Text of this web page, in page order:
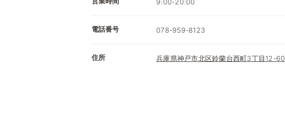
9:00-20:00
電話番号 078-959-8123
住所 兵庫県神戸市北区鈴蘭台西町3丁目12-60